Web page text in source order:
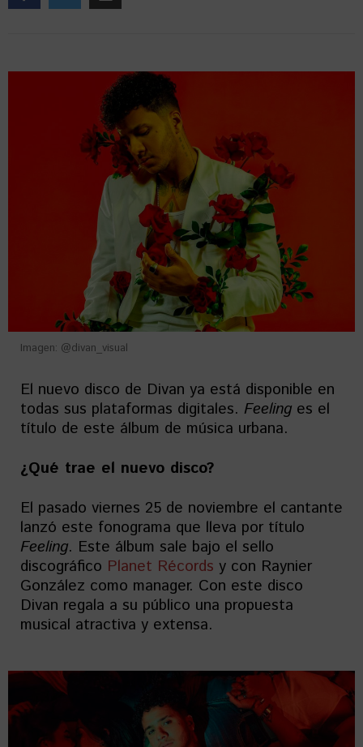
Imagen: @divan_visual
El nuevo disco de Divan ya está disponible en
todas sus plataformas digitales. Feeling es el
título de este álbum de música urbana.
¿Qué trae el nuevo disco?
El pasado viernes 25 de noviembre el cantante
lanzó este fonograma que lleva por título
Feeling. Este álbum sale bajo el sello
discográfico Planet Récords y con Raynier
González como manager. Con este disco
Divan regala a su público una propuesta
musical atractiva y extensa.